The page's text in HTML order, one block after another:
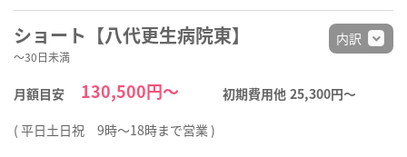
ショート【八代更生病院東】
～30日未満
月額目安 130,500円～ 初期費用他 25,300円〜
内訳
( 平日土日祝 9時～18時まで営業 )